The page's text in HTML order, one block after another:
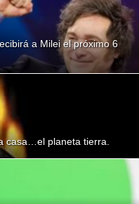
a Milei el próximo 6
casa…el planeta tierra.